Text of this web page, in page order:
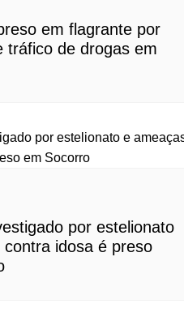
em flagrante por
tráfico de drogas em
por estelionato
idosa é preso